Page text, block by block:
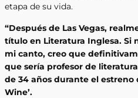
etapa de su vida.
“Después de Las Vegas,
título en Literatura Inglesa. Si
mi canto, creo que
que sería profesor de
de 34 años durante el estreno
Wine’.